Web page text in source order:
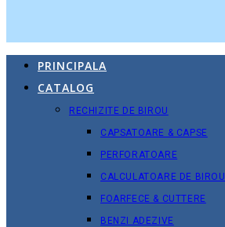
PRINCIPALA
CATALOG
RECHIZITE DE BIROU
CAPSATOARE & CAPSE
PERFORATOARE
CALCULATOARE DE BIROU
FOARFECE & CUTTERE
BENZI ADEZIVE